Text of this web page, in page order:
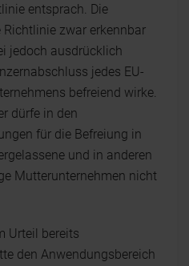
entsprach. Die
zwar erkennbar
jedoch ausdrücklich
jedes EU-
befreiend wirke.
dürfe in den
für die Befreiung in
und in anderen
Mutterunternehmen nicht
Urteil bereits
den Anwendungsbereich